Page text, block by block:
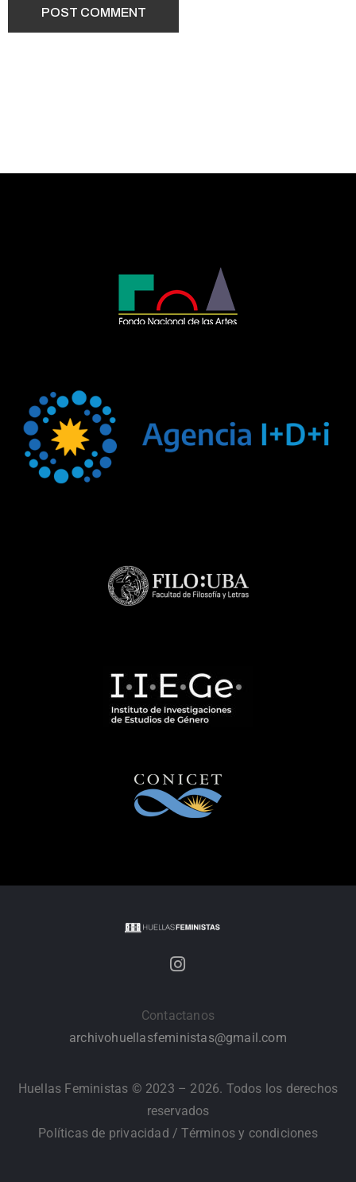
Contactanos
archivohuellasfeministas@gmail.com
Huellas Feministas © 2023 – 2026. Todos los derechos
reservados
Políticas de privacidad /Términos y condiciones